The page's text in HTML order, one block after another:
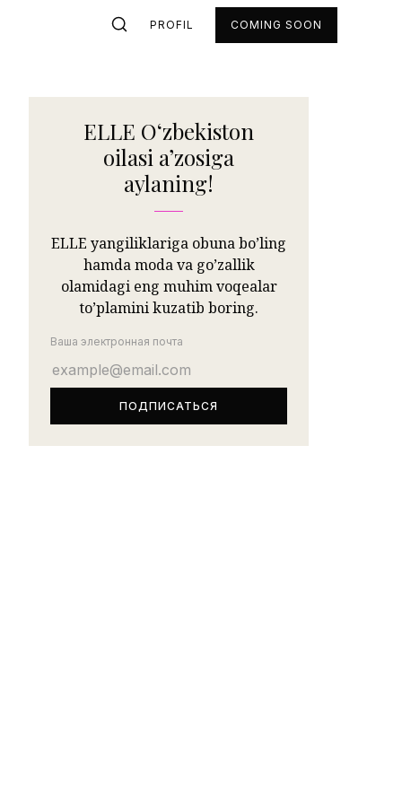
PROFIL COMING SOON
ELLE Oʻzbekiston
oilasi aʼzosiga
aylaning!
ELLE yangiliklariga obuna bo’ling
hamda moda va go’zallik
olamidagi eng muhim voqealar
to’plamini kuzatib boring.
Ваша электронная почта